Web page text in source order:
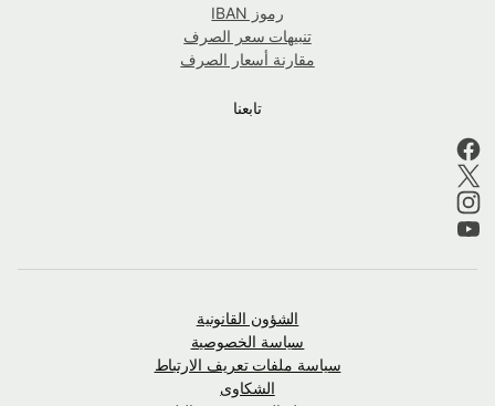
رموز IBAN
تنبيهات سعر الصرف
مقارنة أسعار الصرف
تابعنا
الشؤون القانونية
سياسة الخصوصية
سياسة ملفات تعريف الارتباط
الشكاوى